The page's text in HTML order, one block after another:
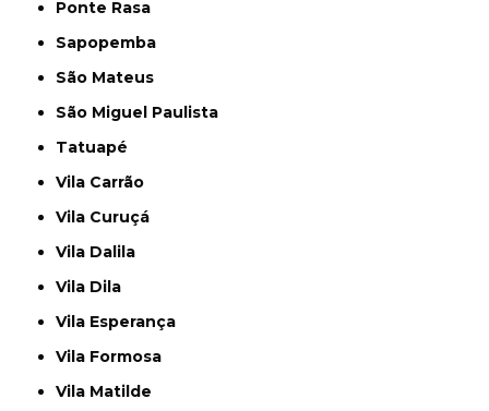
Ponte Rasa
Sapopemba
São Mateus
São Miguel Paulista
Tatuapé
Vila Carrão
Vila Curuçá
Vila Dalila
Vila Dila
Vila Esperança
Vila Formosa
Vila Matilde